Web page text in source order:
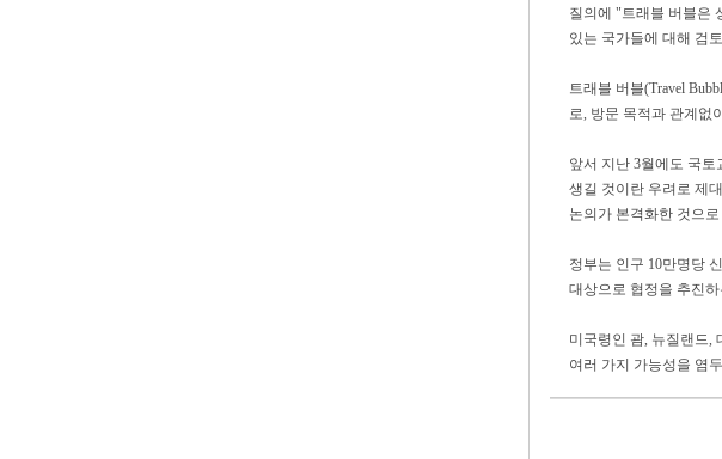
질의에 "트래블 버블은
있는 국가들에 대해 검
트래블 버블(Travel
로, 방문 목적과 관계없
앞서 지난 3월에도 국토
생길 것이란 우려로 제
논의가 본격화한 것으
정부는 인구 10만명당
대상으로 협정을 추진
미국령인 괌, 뉴질랜드,
여러 가지 가능성을 염